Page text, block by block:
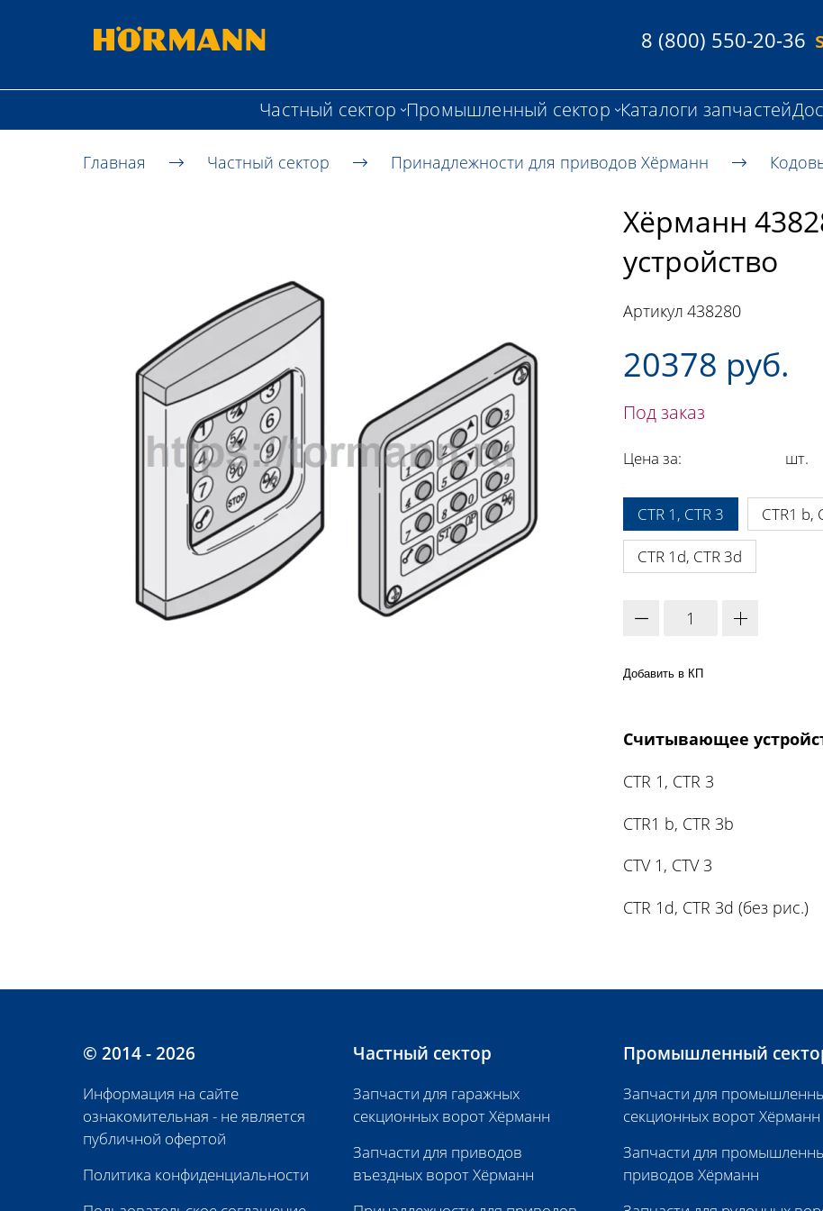
8 (800) 550-20-36
Частный сектор Промышленный сектор Каталоги запчастей
Главная Частный сектор Принадлежности для приводов Хёрманн
Хёрманн
устройство
Артикул 438280
20378 руб.
Под заказ
Цена за: шт.
CTR 1, CTR 3 CTR1 b,
CTR 1d, CTR 3d
Добавить в КП
Считывающее
CTR 1, CTR 3
CTR1 b, CTR 3b
CTV 1, CTV 3
CTR 1d, CTR 3d (без рис.)
© 2014 - 2026
Информация на сайте
ознакомительная - не является
публичной офертой
Политика конфиденциальности
Частный сектор
Запчасти для гаражных
секционных ворот Хёрманн
Запчасти для приводов
въездных ворот Хёрманн
Промышленный
Запчасти для
секционных ворот Хёрманн
Запчасти для
приводов Хёрманн